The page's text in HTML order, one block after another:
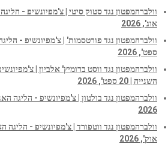
אוג', 2026
ספט', 2026
וולברהמפטון נגד ווסט ברומיץ' אלביון |
השנייה | 20 ספט', 2026
2026
אוק', 2026